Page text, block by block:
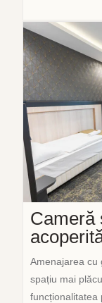
Cameră
Amenajarea cu
spațiu mai
funcționalitatea